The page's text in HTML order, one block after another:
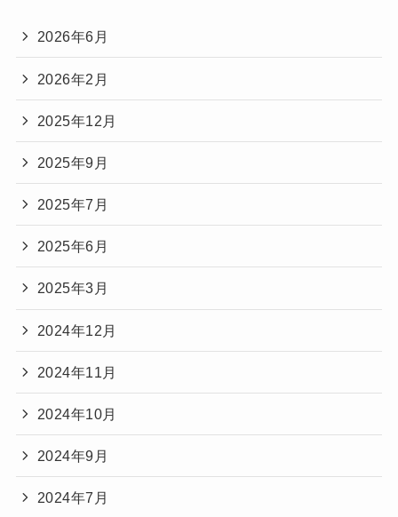
2026年6月
2026年2月
2025年12月
2025年9月
2025年7月
2025年6月
2025年3月
2024年12月
2024年11月
2024年10月
2024年9月
2024年7月